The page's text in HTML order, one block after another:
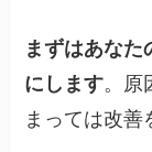
まずはあなた
にします。原
まっては改善